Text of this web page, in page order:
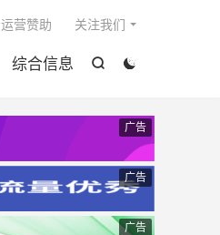


综合信息
运营赞助 关注我们
广告
广告
广告